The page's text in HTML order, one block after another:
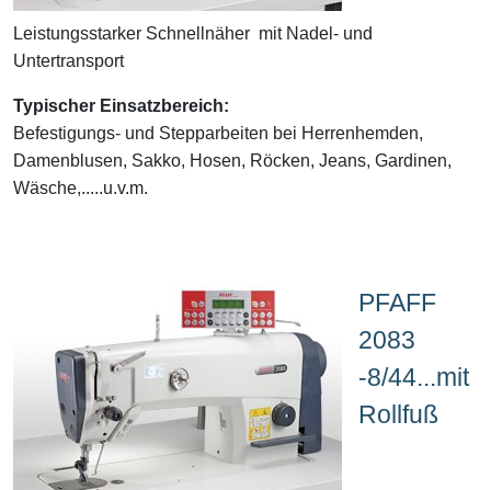
Leistungsstarker Schnellnäher mit Nadel- und
Untertransport
Typischer Einsatzbereich:
Befestigungs- und Stepparbeiten bei Herrenhemden,
Damenblusen, Sakko, Hosen, Röcken, Jeans, Gardinen,
Wäsche,.....u.v.m.
PFAFF
2083
-8/44...mit
Rollfuß